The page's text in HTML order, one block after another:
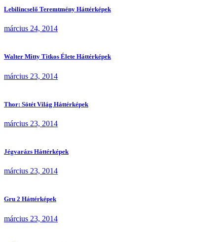
Lebilincselő Teremtmény Háttérképek
március 24, 2014
Walter Mitty Titkos Élete Háttérképek
március 23, 2014
Thor: Sötét Világ Háttérképek
március 23, 2014
Jégvarázs Háttérképek
március 23, 2014
Gru 2 Háttérképek
március 23, 2014